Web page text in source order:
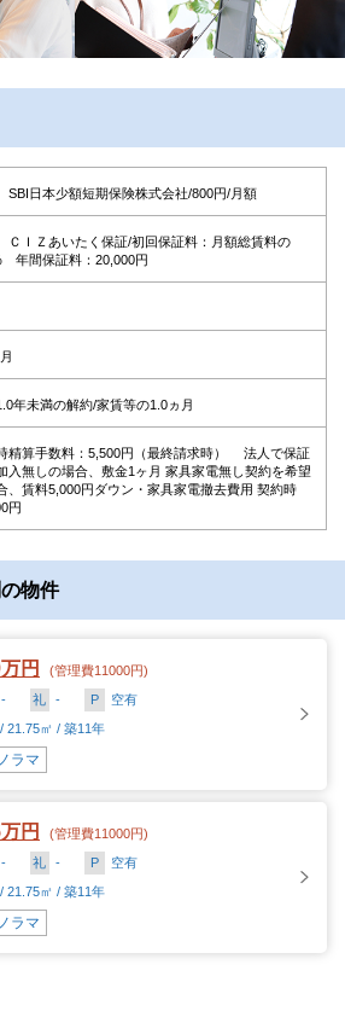
日本少額短期保険株式会社/800円/月額
ＩＺあいたく保証/初回保証料：月額総賃料の
年間保証料：20,000円
年未満の解約/家賃等の1.0ヵ月
精算手数料：5,500円（最終請求時） 法人で保証
入無しの場合、敷金1ヶ月 家具家電無し契約を希望
、賃料5,000円ダウン・家具家電撤去費用 契約時
円
物件
円
(管理費11000円)
- 礼 - P
空有
21.75㎡ / 築11年
ラマ
円
(管理費11000円)
- 礼 - P
空有
21.75㎡ / 築11年
ラマ